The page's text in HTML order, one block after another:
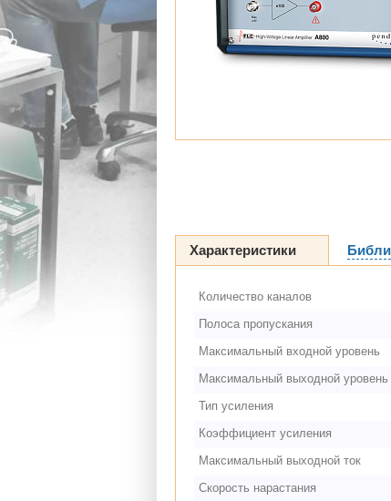
Характеристики
Количество каналов
Полоса пропускания
Максимальный входной уровень
Максимальный выходной уровень
Тип усиления
Коэффициент усиления
Максимальный выходной ток
Скорость нарастания